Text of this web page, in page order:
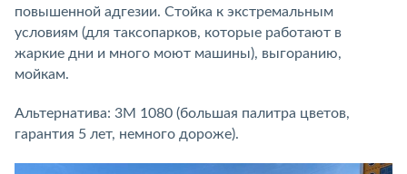
повышенной адгезии. Стойка к экстремальным
условиям (для таксопарков, которые работают в
жаркие дни и много моют машины), выгоранию,
мойкам.
Альтернатива: 3M 1080 (большая палитра цветов,
гарантия 5 лет, немного дороже).